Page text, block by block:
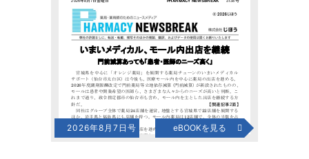
2026年8月7日号 eBOOKを見る